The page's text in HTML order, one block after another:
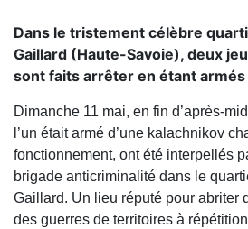
Dans le tristement célèbre
Gaillard (Haute-Savoie), deux
sont faits arrêter en étant
Dimanche 11 mai, en fin d’après-
l’un était armé d’une kalachnikov
fonctionnement, ont été interpellés
brigade anticriminalité dans le
Gaillard. Un lieu réputé pour abriter
des guerres de territoires à